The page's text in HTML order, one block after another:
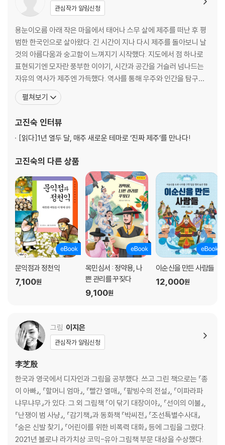
관심작가 알림신청
용눈이오름 아래 작은 마을에서 태어나 스무 살에 제주를 떠난 후 평
범한 한국인으로 살아왔다. 긴 시간이 지나 다시 제주를 돌아보니 날
것의 아름다움과 숭고함이 느껴지기 시작했다. 지도에서 점 하나로
표현되기엔 모자란 풍부한 이야기, 시간과 공간을 거슬러 넘나드는
자유의 역사가 제주엔 가득했다. 역사를 통해 우주와 인간을 탐구하
고 이야기를 찾아 나서는 글꾼의 삶에 이보다 더한 축복은 없을 것이
다. 《이순신을 만든 사람들》을 시작으로 《문익점과 정천익》, 《청소년
산》으로 이어지는 역사 이야기를 써 왔고
펼쳐보기
고진숙 인터뷰
[읽다]1년 열두 달, 매주 새로운 테마로 ‘진짜 제주’를 만나다!
고진숙의 다른 상품
문익점과 정천익
7,100원
목민심서 : 정약용, 나
쁜 관리를 꾸짖다
9,100원
이순신을 만든 사람들
12,000원
그림 이지은
관심작가 알림신청
李芝殷
한국과 영국에서 디자인과 그림을 공부했다. 쓰고 그린 책으로는 『종
이 아빠』, 『할머니 엄마』, 『빨간 열매』, 『팥빙수의 전설』, 『이파라파
냐무냐무』가 있다. 그 외 그림책 『이 닦기 대장이야』, 『선이의 이불』,
『난쟁이 범 사냥』, 『감기책』과 동화책 『박씨전』 『조선특별수사대』
『숨은 신발 찾기』 『어린이를 위한 비폭력 대화』 등에 그림을 그렸다.
2021년 볼로냐 라가치상 코믹-유아 그림책 부문 대상을 수상했다.